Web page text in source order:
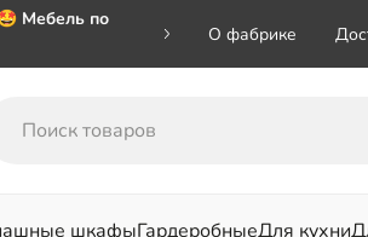
Мебель по
на номер
О фабрике
шкафыГардеробныеДля кухни